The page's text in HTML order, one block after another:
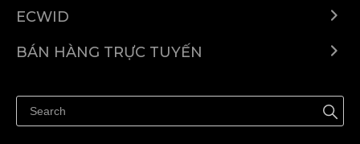
ECWID
Trung tâm trợ giúp
BÁN HÀNG TRỰC TUYẾN
Quảng bá ở bất cứ đâu
Kiểm soát mọi thứ